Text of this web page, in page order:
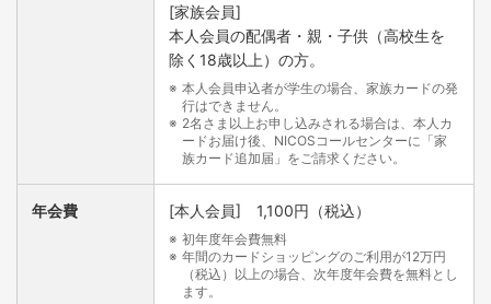
一事故の自己負担額（免責金額）は3,000円となります。
一部対象外商品もありますのであらかじめご了承ください。
当付帯保険の内容は概要です。詳細（適用条件など）はお問い合わ
[家族会員]
本人会員の配偶者・親・子供（高校生を
除く18歳以上）の方。
本人会員申込者が学生の場合、家族カードの発
行はできません。
2名さま以上お申し込みされる場合は、本人カ
ードお届け後、NICOSコールセンターに「家
族カード追加届」をご請求ください。
年会費 [本人会員] 1,100円（税込）
初年度年会費無料
年間のカードショッピングのご利用が12万円
（税込）以上の場合、次年度年会費を無料とし
ます。